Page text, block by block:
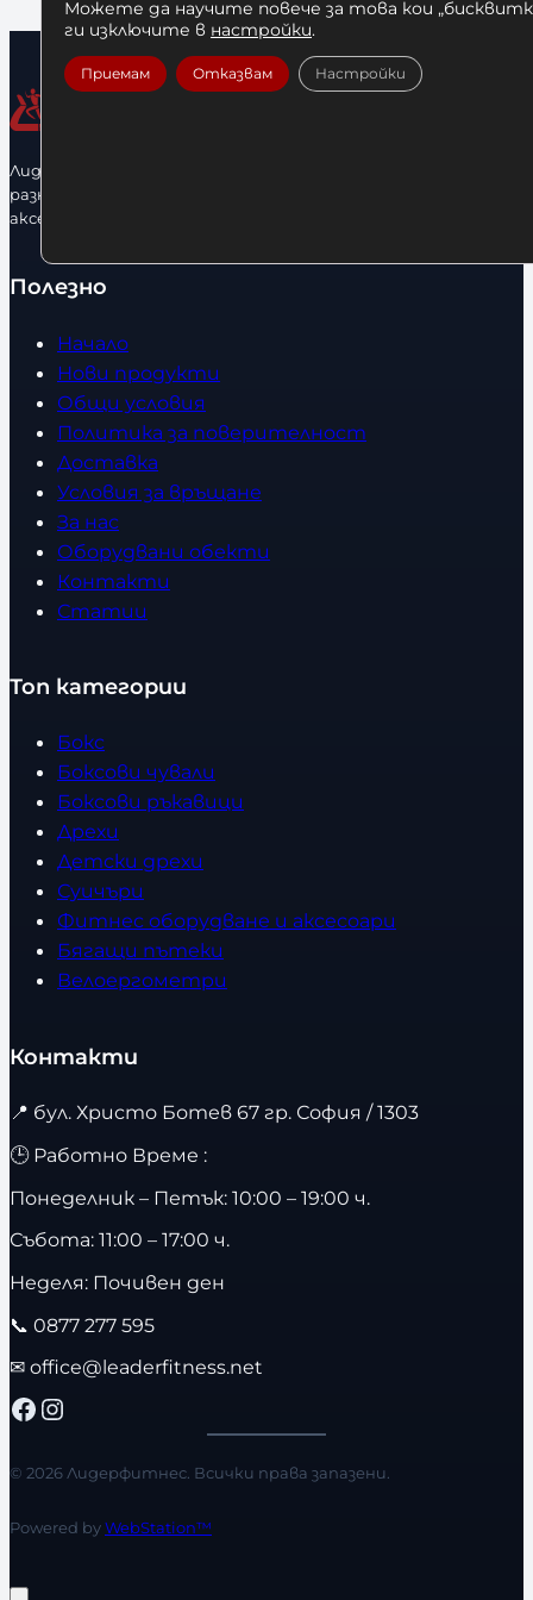
Лидерфитнес е водещ вносител и представител на голямо
разнообразие от бойна екипировка, фитнес уреди и
аксесоари.
Полезно
Начало
Нови продукти
Общи условия
Политика за поверителност
Доставка
Условия за връщане
За нас
Оборудвани обекти
Контакти
Статии
Топ категории
Бокс
Боксови чували
Боксови ръкавици
Дрехи
Детски дрехи
Суичъри
Фитнес оборудване и аксесоари
Бягащи пътеки
Велоергометри
Контакти
📍 бул. Христо Ботев 67 гр. София / 1303
🕒 Работно Време :
Понеделник – Петък: 10:00 – 19:00 ч.
Събота: 11:00 – 17:00 ч.
Неделя: Почивен ден
📞 0877 277 595
✉ office@leaderfitness.net
Facebook Instagram
© 2026 Лидерфитнес. Всички права запазени.
Powered byWebStation™
Можете да научите повече за това кои
ги изключите в настройки.
Приемам Отказвам Настройки